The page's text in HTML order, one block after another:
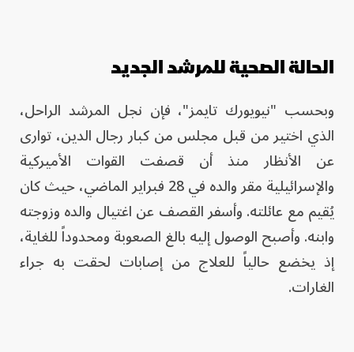
الحالة الصحية للمرشد الجديد
وبحسب "نيويورك تايمز"، فإن نجل المرشد الراحل،
الذي اختير من قبل مجلس من كبار رجال الدين، توارى
عن الأنظار منذ أن قصفت القوات الأميركية
والإسرائيلية مقر والده في 28 فبراير الماضي، حيث كان
يُقيم مع عائلته. وأسفر القصف عن اغتيال والده وزوجته
وابنه. وأصبح الوصول إليه بالغ الصعوبة ومحدوداً للغاية،
إذ يخضع حالياً للعلاج من إصابات لحقت به جراء
الغارات.